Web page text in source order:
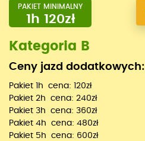
PAKIET MINIMALNY
1h 120zł
Kategoria B
Ceny jazd dodatkowych:
Pakiet 1h cena: 120zł
Pakiet 2h cena: 240zł
Pakiet 3h cena: 360zł
Pakiet 4h cena: 480zł
Pakiet 5h cena: 600zł